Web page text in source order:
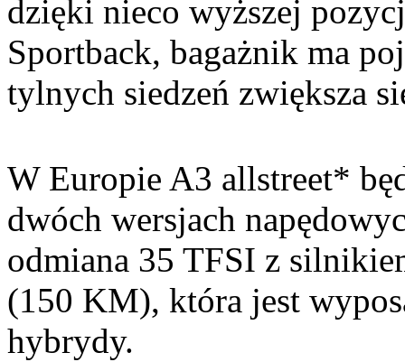
dzięki nieco wyższej
Sportback, bagażnik ma
tylnych siedzeń zwiększa
W Europie A3 allstreet*
dwóch wersjach
odmiana 35 TFSI z
(150 KM), która jest
hybrydy.